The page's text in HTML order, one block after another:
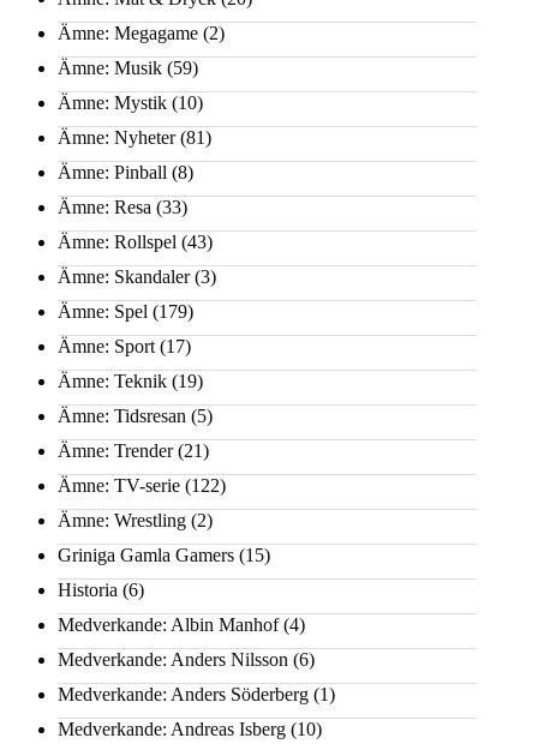
Ämne: Megagame (2)
Ämne: Musik (59)
Ämne: Mystik (10)
Ämne: Nyheter(81)
Ämne: Pinball (8)
Ämne: Resa (33)
Ämne: Rollspel (43)
Ämne: Skandaler(3)
Ämne: Spel (179)
Ämne: Sport (17)
Ämne: Teknik (19)
Ämne: Tidsresan (5)
Ämne: Trender(21)
Ämne: TV-serie (122)
Ämne: Wrestling (2)
Griniga Gamla Gamers (15)
Historia (6)
Medverkande: Albin Manhof(4)
Medverkande: Anders Nilsson (6)
Medverkande: Anders Söderberg (1)
Medverkande: Andreas Isberg (10)